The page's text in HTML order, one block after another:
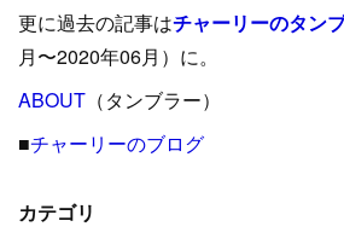
( 15
(24)
(8 )
(17
)
(12)
19)
(13
(33 )
(26)
27)
(29
(31)
(31)
31
(26
(39)
( 23)
40
(55
(24)
( 42)
(33
更に過去の記事はチャーリーのタン
月〜2020年06月）に。
ABOUT （タンブラー）
■チャーリーのブログ
カテゴリ